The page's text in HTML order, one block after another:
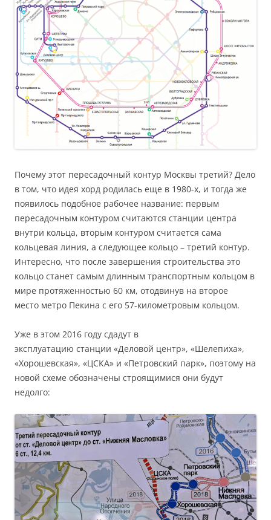
Почему этот пересадочный контур Москвы третий? Дело
в том, что идея хорд родилась еще в 1980-х, и тогда же
появилось подобное рабочее название: первым
пересадочным контуром считаются станции центра
внутри кольца, вторым контуром считается сама
кольцевая линия, а следующее кольцо – третий контур.
Интересно, что после завершения строительства это
кольцо станет самым длинным транспортным кольцом в
мире протяженностью 60 км, отодвинув на второе
место метро Пекина с его 57-километровым кольцом.
Уже в этом 2016 году сдадут в
эксплуатацию станции «Деловой центр», «Шелепиха»,
«Хорошевская», «ЦСКА» и «Петровский парк», поэтому на
новой схеме обозначены строящимися они будут
недолго: